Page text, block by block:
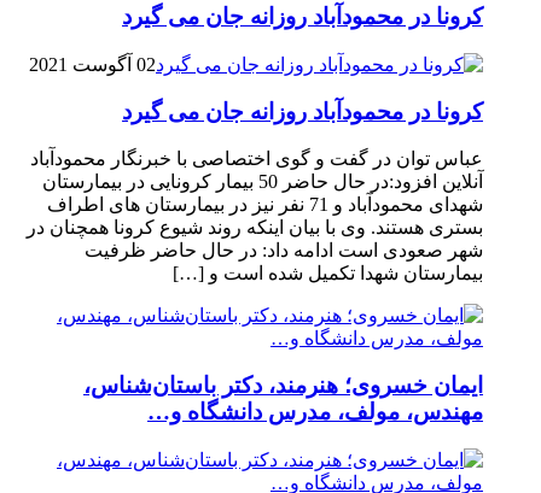
کرونا در محمودآباد روزانه جان می گیرد
02 آگوست 2021
کرونا در محمودآباد روزانه جان می گیرد
عباس توان در گفت و گوی اختصاصی با خبرنگار محمودآباد
آنلاین افزود:در حال حاضر 50 بیمار کرونایی در بیمارستان
شهدای محمودآباد و 71 نفر نیز در بیمارستان های اطراف
بستری هستند. وی با بیان اینکه روند شیوع کرونا همچنان در
شهر صعودی است ادامه داد: در حال حاضر ظرفیت
بیمارستان شهدا تکمیل شده است و […]
ایمان خسروی؛ هنرمند، دکتر باستان‌شناس،
مهندس، مولف، مدرس دانشگاه و…